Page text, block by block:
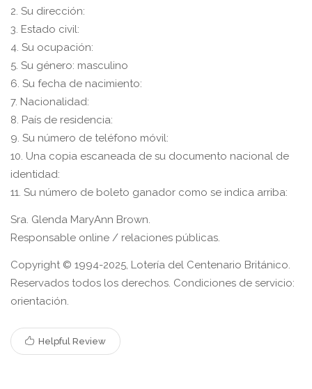
2. Su dirección:
3. Estado civil:
4. Su ocupación:
5. Su género: masculino
6. Su fecha de nacimiento:
7. Nacionalidad:
8. País de residencia:
9. Su número de teléfono móvil:
10. Una copia escaneada de su documento nacional de
identidad:
11. Su número de boleto ganador como se indica arriba:
Sra. Glenda MaryAnn Brown.
Responsable online / relaciones públicas.
Copyright © 1994-2025, Lotería del Centenario Británico.
Reservados todos los derechos. Condiciones de servicio:
orientación.
Helpful Review